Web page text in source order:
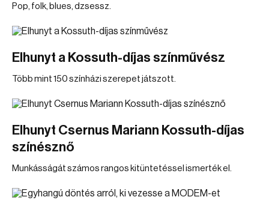
Pop, folk, blues, dzsessz.
Elhunyt a Kossuth-díjas színművész
Több mint 150 színházi szerepet játszott.
Elhunyt Csernus Mariann Kossuth-díjas
színésznő
Munkásságát számos rangos kitüntetéssel ismerték el.